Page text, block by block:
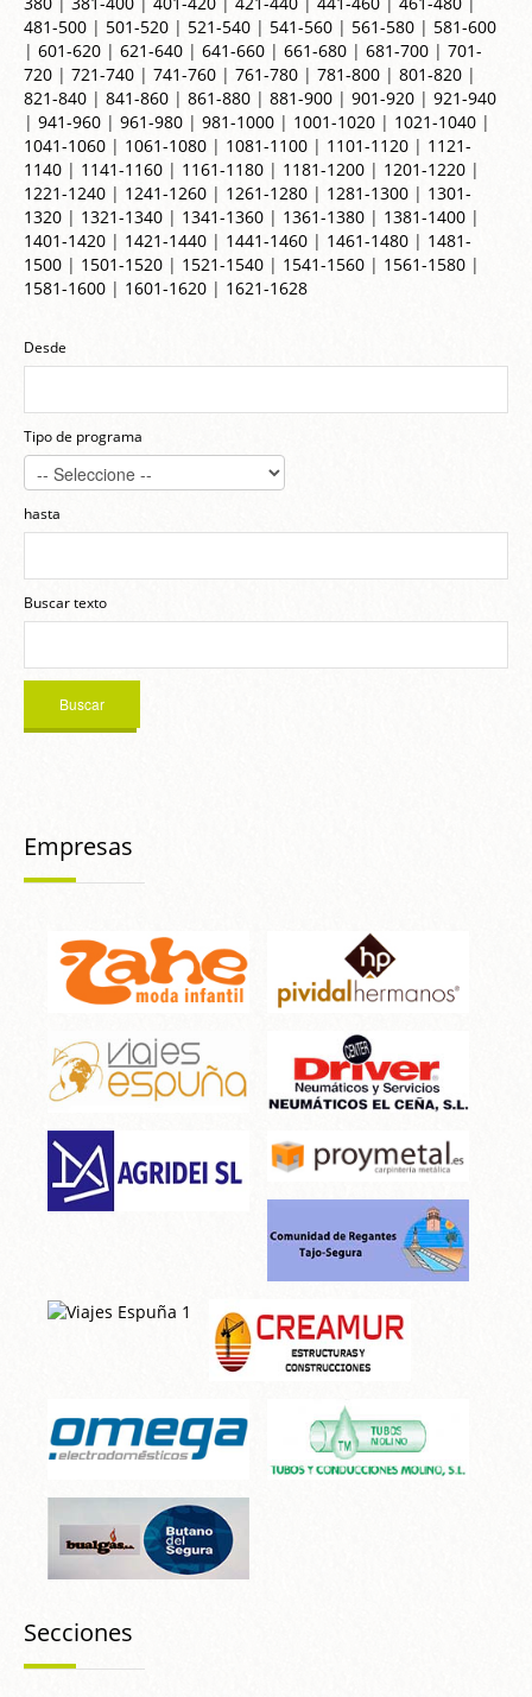
481-500 | 501-520 | 521-540 | 541-560 | 561-580 | 581-600
| 601-620 | 621-640 | 641-660 | 661-680 | 681-700 | 701-
720 | 721-740 | 741-760 | 761-780 | 781-800 | 801-820 |
821-840 | 841-860 | 861-880 | 881-900 | 901-920 | 921-940
| 941-960 | 961-980 | 981-1000 | 1001-1020 | 1021-1040 |
1041-1060 | 1061-1080 | 1081-1100 | 1101-1120 | 1121-
1140 | 1141-1160 | 1161-1180 | 1181-1200 | 1201-1220 |
1221-1240 | 1241-1260 | 1261-1280 | 1281-1300 | 1301-
1320 | 1321-1340 | 1341-1360 | 1361-1380 | 1381-1400 |
1401-1420 | 1421-1440 | 1441-1460 | 1461-1480 | 1481-
1500 | 1501-1520 | 1521-1540 | 1541-1560 | 1561-1580 |
1581-1600 | 1601-1620 | 1621-1628
Desde
Tipo de programa
hasta
Buscar texto
Empresas
Secciones